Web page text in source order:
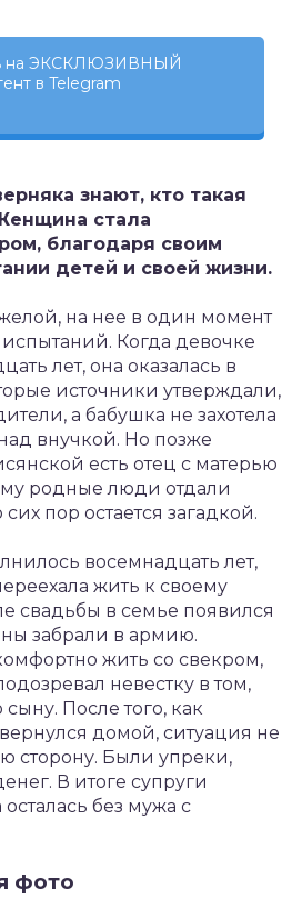
на ЭКСКЛЮЗИВНЫЙ
в Telegram
знают, кто такая
стала
благодаря своим
детей и своей жизни.
на нее в один момент
Когда девочке
лет, она оказалась в
источники утверждали,
а бабушка не захотела
внучкой. Но позже
есть отец с матерью
родные люди отдали
пор остается загадкой.
восемнадцать лет,
жить к своему
свадьбы в семье появился
забрали в армию.
жить со свекром,
невестку в том,
После того, как
домой, ситуация не
сторону. Были упреки,
В итоге супруги
без мужа с
фото